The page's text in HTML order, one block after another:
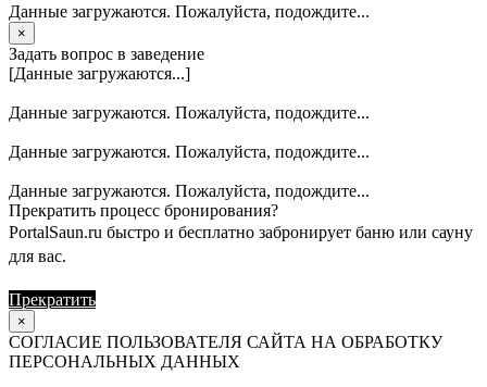
Данные загружаются. Пожалуйста, подождите...
×
Задать вопрос в заведение
[Данные загружаются...]
Данные загружаются. Пожалуйста, подождите...
Данные загружаются. Пожалуйста, подождите...
Данные загружаются. Пожалуйста, подождите...
Прекратить процесс бронирования?
PortalSaun.ru быстро и бесплатно забронирует баню или сауну
для вас.
Прекратить
×
СОГЛАСИЕ ПОЛЬЗОВАТЕЛЯ САЙТА НА ОБРАБОТКУ
ПЕРСОНАЛЬНЫХ ДАННЫХ